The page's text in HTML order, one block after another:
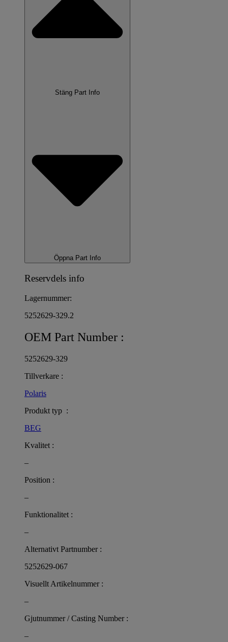
Stäng Part Info
Öppna Part Info
Reservdels info
Lagernummer:
5252629-329.2
OEM Part Number :
5252629-329
Tillverkare :
Polaris
Produkt typ :
BEG
Kvalitet :
–
Position :
–
Funktionalitet :
–
Alternativt Partnumber :
5252629-067
Visuellt Artikelnummer :
–
Gjutnummer / Casting Number :
–